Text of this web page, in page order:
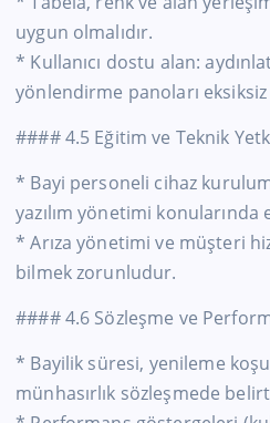
uygun olmalıdır.
* Kullanıcı dostu alan:
yönlendirme panoları eksiksiz
#### 4.5 Eğitim ve Teknik
* Bayi personeli cihaz
yazılım yönetimi konularında
* Arıza yönetimi ve müşteri
bilmek zorunludur.
#### 4.6 Sözleşme ve
* Bayilik süresi, yenileme
münhasırlık sözleşmede